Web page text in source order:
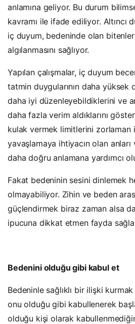
anlamına geliyor. Bu durum
kavramı ile ifade ediliyor. Altıncı
iç duyum, bedeninde olan
algılanmasını sağlıyor.
Yapılan çalışmalar, iç duyum
tatmin duygularının daha yüksek
daha iyi düzenleyebildiklerini ve
daha fazla verim aldıklarını
kulak vermek limitlerini zorlaman
yavaşlamaya ihtiyacın olan anları
daha doğru anlamana yardımcı
Fakat bedeninin sesini dinlemek
olmayabiliyor. Zihin ve beden
güçlendirmek biraz zaman alsa
ipucuna dikkat etmen fayda
Bedenini olduğu gibi kabul et
Bedeninle sağlıklı bir ilişki
onu olduğu gibi kabullenerek
olduğu kişi olarak